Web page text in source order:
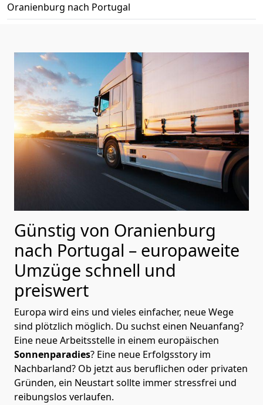
Oranienburg nach Portugal
Günstig von Oranienburg
nach Portugal – europaweite
Umzüge schnell und
preiswert
Europa wird eins und vieles einfacher, neue Wege
sind plötzlich möglich. Du suchst einen Neuanfang?
Eine neue Arbeitsstelle in einem europäischen
Sonnenparadies? Eine neue Erfolgsstory im
Nachbarland? Ob jetzt aus beruflichen oder privaten
Gründen, ein Neustart sollte immer stressfrei und
reibungslos verlaufen.